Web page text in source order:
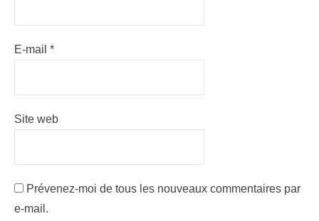
E-mail *
Site web
Prévenez-moi de tous les nouveaux commentaires par
e-mail.